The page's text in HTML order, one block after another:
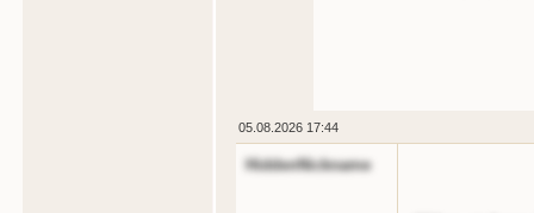
05.08.2026 17:44
HiddenNickname